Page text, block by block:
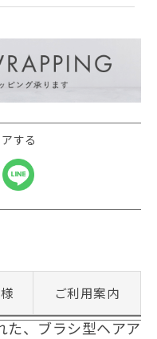
する
ご利用案内
た、ブラシ型ヘアア